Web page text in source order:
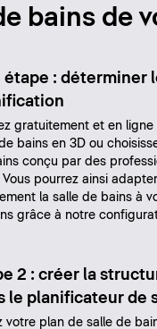
bains de
étape : déterminer
gratuitement et en
bains en 3D ou
conçu par des
Vous pourrez ainsi
la salle de bains à
grâce à notre
2 : créer la
le planificateur de
votre plan de salle de